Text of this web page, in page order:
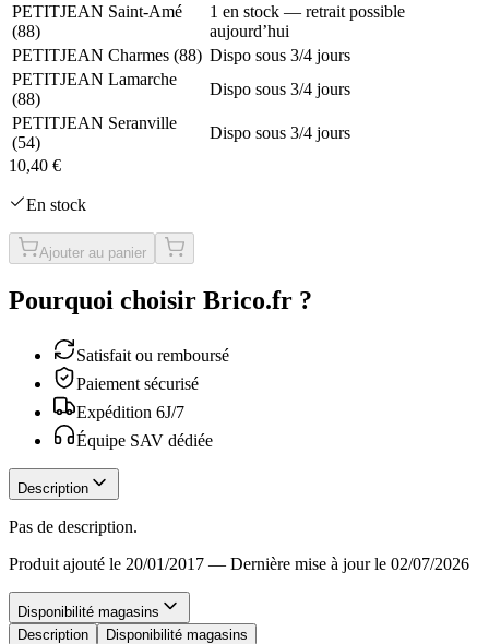
PETITJEAN Saint-Amé
(88)
1 en stock — retrait possible
aujourd’hui
PETITJEAN Charmes (88) Dispo sous 3/4 jours
PETITJEAN Lamarche
(88)
Dispo sous 3/4 jours
PETITJEAN Seranville
(54)
Dispo sous 3/4 jours
10,40 €
En stock
Ajouter au panier
Pourquoi choisir Brico.fr ?
Satisfait ou remboursé
Paiement sécurisé
Expédition 6J/7
Équipe SAV dédiée
Description
Pas de description.
Produit ajouté le 20/01/2017 — Dernière mise à jour le 02/07/2026
Disponibilité magasins
Description
Disponibilité magasins